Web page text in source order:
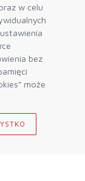
w celu
bez
może